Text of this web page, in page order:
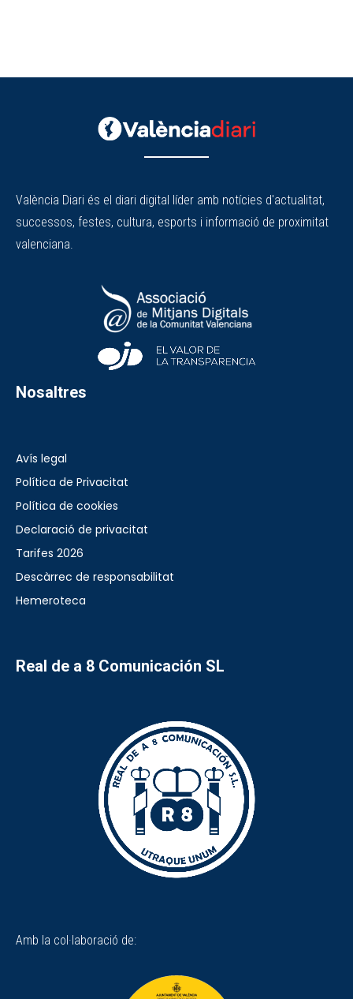
València Diari és el diari digital líder amb notícies d'actualitat,
successos, festes, cultura, esports i informació de proximitat
valenciana.
Nosaltres
Avís legal
Política de Privacitat
Política de cookies
Declaració de privacitat
Tarifes 2026
Descàrrec de responsabilitat
Hemeroteca
Real de a 8 Comunicación SL
Amb la col·laboració de: